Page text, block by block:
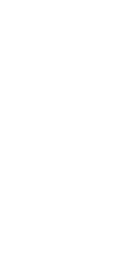
оплачивайте